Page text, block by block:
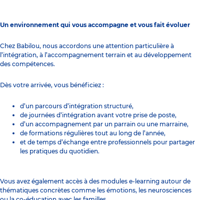
Un environnement qui vous accompagne et vous fait évoluer
Chez Babilou, nous accordons une attention particulière à
l’intégration, à l’accompagnement terrain et au développement
des compétences.
Dès votre arrivée, vous bénéficiez :
d’un parcours d’intégration structuré,
de journées d’intégration avant votre prise de poste,
d’un accompagnement par un parrain ou une marraine,
de formations régulières tout au long de l’année,
et de temps d’échange entre professionnels pour partager
les pratiques du quotidien.
Vous avez également accès à des modules e-learning autour de
thématiques concrètes comme les émotions, les neurosciences